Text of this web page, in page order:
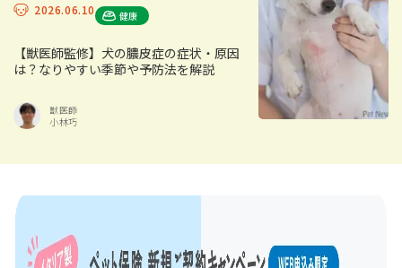
2026.06.10 健康
【獣医師監修】犬の膿皮症の症状・原因
は？なりやすい季節や予防法を解説
獣医師
小林巧